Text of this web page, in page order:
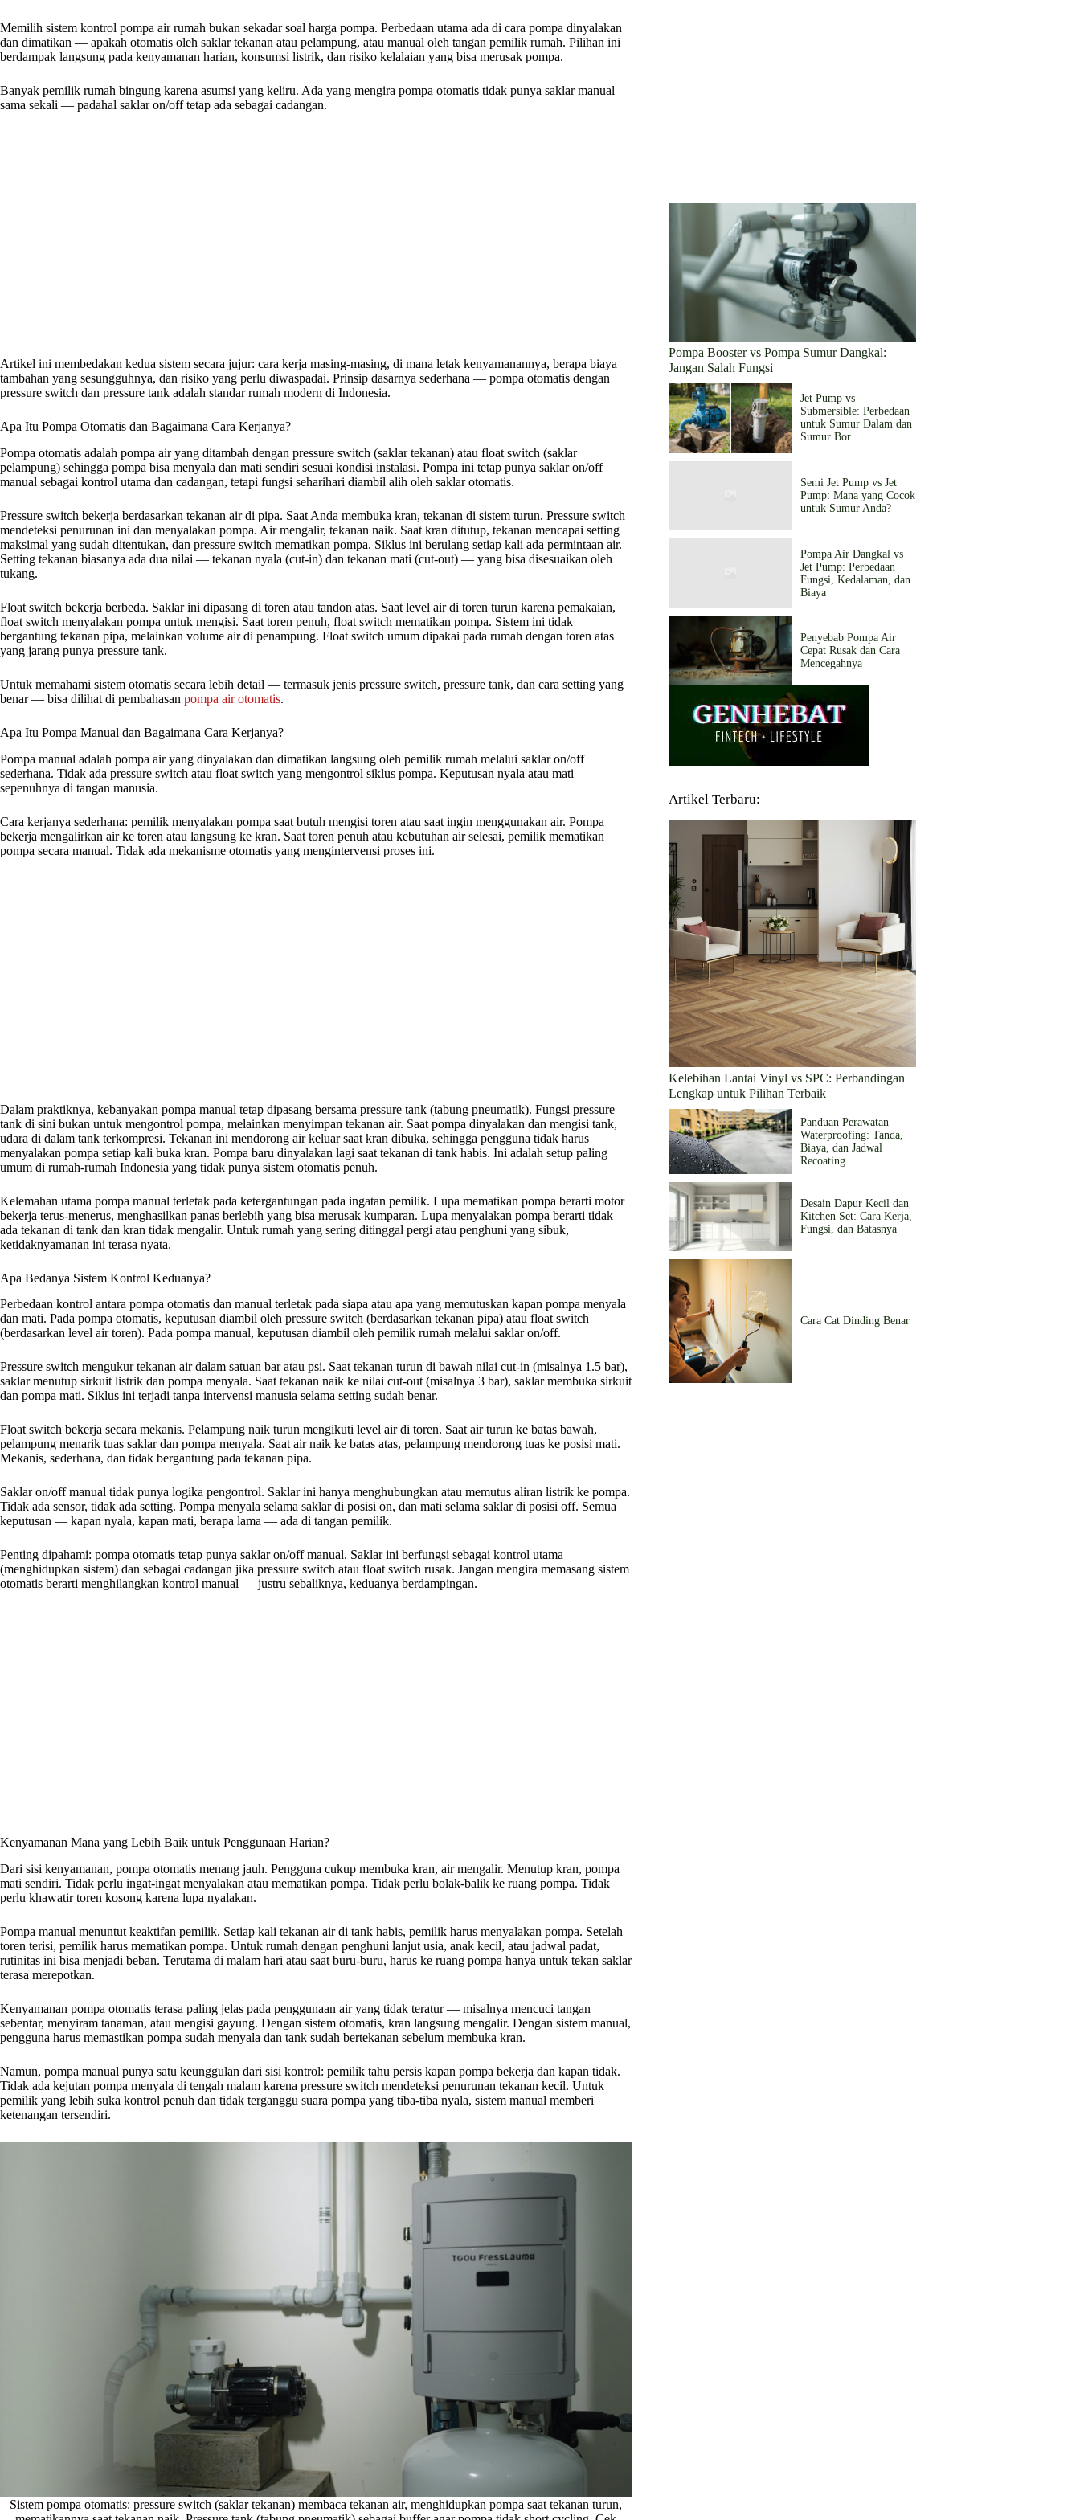
Memilih sistem kontrol pompa air rumah bukan sekadar soal harga pompa. Perbedaan utama ada di cara pompa dinyalakan
dan dimatikan — apakah otomatis oleh saklar tekanan atau pelampung, atau manual oleh tangan pemilik rumah. Pilihan ini
berdampak langsung pada kenyamanan harian, konsumsi listrik, dan risiko kelalaian yang bisa merusak pompa.
Banyak pemilik rumah bingung karena asumsi yang keliru. Ada yang mengira pompa otomatis tidak punya saklar manual
sama sekali — padahal saklar on/off tetap ada sebagai cadangan.
Artikel ini membedakan kedua sistem secara jujur: cara kerja masing-masing, di mana letak kenyamanannya, berapa biaya
tambahan yang sesungguhnya, dan risiko yang perlu diwaspadai. Prinsip dasarnya sederhana — pompa otomatis dengan
pressure switch dan pressure tank adalah standar rumah modern di Indonesia.
Apa Itu Pompa Otomatis dan Bagaimana Cara Kerjanya?
Pompa otomatis adalah pompa air yang ditambah dengan pressure switch (saklar tekanan) atau float switch (saklar
pelampung) sehingga pompa bisa menyala dan mati sendiri sesuai kondisi instalasi. Pompa ini tetap punya saklar on/off
manual sebagai kontrol utama dan cadangan, tetapi fungsi seharihari diambil alih oleh saklar otomatis.
Pressure switch bekerja berdasarkan tekanan air di pipa. Saat Anda membuka kran, tekanan di sistem turun. Pressure switch
mendeteksi penurunan ini dan menyalakan pompa. Air mengalir, tekanan naik. Saat kran ditutup, tekanan mencapai setting
maksimal yang sudah ditentukan, dan pressure switch mematikan pompa. Siklus ini berulang setiap kali ada permintaan air.
Setting tekanan biasanya ada dua nilai — tekanan nyala (cut-in) dan tekanan mati (cut-out) — yang bisa disesuaikan oleh
tukang.
Float switch bekerja berbeda. Saklar ini dipasang di toren atau tandon atas. Saat level air di toren turun karena pemakaian,
float switch menyalakan pompa untuk mengisi. Saat toren penuh, float switch mematikan pompa. Sistem ini tidak
bergantung tekanan pipa, melainkan volume air di penampung. Float switch umum dipakai pada rumah dengan toren atas
yang jarang punya pressure tank.
Untuk memahami sistem otomatis secara lebih detail — termasuk jenis pressure switch, pressure tank, dan cara setting yang
benar — bisa dilihat di pembahasan pompa air otomatis.
Apa Itu Pompa Manual dan Bagaimana Cara Kerjanya?
Pompa manual adalah pompa air yang dinyalakan dan dimatikan langsung oleh pemilik rumah melalui saklar on/off
sederhana. Tidak ada pressure switch atau float switch yang mengontrol siklus pompa. Keputusan nyala atau mati
sepenuhnya di tangan manusia.
Cara kerjanya sederhana: pemilik menyalakan pompa saat butuh mengisi toren atau saat ingin menggunakan air. Pompa
bekerja mengalirkan air ke toren atau langsung ke kran. Saat toren penuh atau kebutuhan air selesai, pemilik mematikan
pompa secara manual. Tidak ada mekanisme otomatis yang mengintervensi proses ini.
Dalam praktiknya, kebanyakan pompa manual tetap dipasang bersama pressure tank (tabung pneumatik). Fungsi pressure
tank di sini bukan untuk mengontrol pompa, melainkan menyimpan tekanan air. Saat pompa dinyalakan dan mengisi tank,
udara di dalam tank terkompresi. Tekanan ini mendorong air keluar saat kran dibuka, sehingga pengguna tidak harus
menyalakan pompa setiap kali buka kran. Pompa baru dinyalakan lagi saat tekanan di tank habis. Ini adalah setup paling
umum di rumah-rumah Indonesia yang tidak punya sistem otomatis penuh.
Kelemahan utama pompa manual terletak pada ketergantungan pada ingatan pemilik. Lupa mematikan pompa berarti motor
bekerja terus-menerus, menghasilkan panas berlebih yang bisa merusak kumparan. Lupa menyalakan pompa berarti tidak
ada tekanan di tank dan kran tidak mengalir. Untuk rumah yang sering ditinggal pergi atau penghuni yang sibuk,
ketidaknyamanan ini terasa nyata.
Apa Bedanya Sistem Kontrol Keduanya?
Perbedaan kontrol antara pompa otomatis dan manual terletak pada siapa atau apa yang memutuskan kapan pompa menyala
dan mati. Pada pompa otomatis, keputusan diambil oleh pressure switch (berdasarkan tekanan pipa) atau float switch
(berdasarkan level air toren). Pada pompa manual, keputusan diambil oleh pemilik rumah melalui saklar on/off.
Pressure switch mengukur tekanan air dalam satuan bar atau psi. Saat tekanan turun di bawah nilai cut-in (misalnya 1.5 bar),
saklar menutup sirkuit listrik dan pompa menyala. Saat tekanan naik ke nilai cut-out (misalnya 3 bar), saklar membuka sirkuit
dan pompa mati. Siklus ini terjadi tanpa intervensi manusia selama setting sudah benar.
Float switch bekerja secara mekanis. Pelampung naik turun mengikuti level air di toren. Saat air turun ke batas bawah,
pelampung menarik tuas saklar dan pompa menyala. Saat air naik ke batas atas, pelampung mendorong tuas ke posisi mati.
Mekanis, sederhana, dan tidak bergantung pada tekanan pipa.
Saklar on/off manual tidak punya logika pengontrol. Saklar ini hanya menghubungkan atau memutus aliran listrik ke pompa.
Tidak ada sensor, tidak ada setting. Pompa menyala selama saklar di posisi on, dan mati selama saklar di posisi off. Semua
keputusan — kapan nyala, kapan mati, berapa lama — ada di tangan pemilik.
Penting dipahami: pompa otomatis tetap punya saklar on/off manual. Saklar ini berfungsi sebagai kontrol utama
(menghidupkan sistem) dan sebagai cadangan jika pressure switch atau float switch rusak. Jangan mengira memasang sistem
otomatis berarti menghilangkan kontrol manual — justru sebaliknya, keduanya berdampingan.
Kenyamanan Mana yang Lebih Baik untuk Penggunaan Harian?
Dari sisi kenyamanan, pompa otomatis menang jauh. Pengguna cukup membuka kran, air mengalir. Menutup kran, pompa
mati sendiri. Tidak perlu ingat-ingat menyalakan atau mematikan pompa. Tidak perlu bolak-balik ke ruang pompa. Tidak
perlu khawatir toren kosong karena lupa nyalakan.
Pompa manual menuntut keaktifan pemilik. Setiap kali tekanan air di tank habis, pemilik harus menyalakan pompa. Setelah
toren terisi, pemilik harus mematikan pompa. Untuk rumah dengan penghuni lanjut usia, anak kecil, atau jadwal padat,
rutinitas ini bisa menjadi beban. Terutama di malam hari atau saat buru-buru, harus ke ruang pompa hanya untuk tekan saklar
terasa merepotkan.
Kenyamanan pompa otomatis terasa paling jelas pada penggunaan air yang tidak teratur — misalnya mencuci tangan
sebentar, menyiram tanaman, atau mengisi gayung. Dengan sistem otomatis, kran langsung mengalir. Dengan sistem manual,
pengguna harus memastikan pompa sudah menyala dan tank sudah bertekanan sebelum membuka kran.
Namun, pompa manual punya satu keunggulan dari sisi kontrol: pemilik tahu persis kapan pompa bekerja dan kapan tidak.
Tidak ada kejutan pompa menyala di tengah malam karena pressure switch mendeteksi penurunan tekanan kecil. Untuk
pemilik yang lebih suka kontrol penuh dan tidak terganggu suara pompa yang tiba-tiba nyala, sistem manual memberi
ketenangan tersendiri.
Sistem pompa otomatis: pressure switch (saklar tekanan) membaca tekanan air, menghidupkan pompa saat tekanan turun,
Pompa Booster vs Pompa Sumur Dangkal:
Jangan Salah Fungsi
Jet Pump vs
Submersible: Perbedaan
untuk Sumur Dalam dan
Sumur Bor
Semi Jet Pump vs Jet
Pump: Mana yang Cocok
untuk Sumur Anda?
Pompa Air Dangkal vs
Jet Pump: Perbedaan
Fungsi, Kedalaman, dan
Biaya
Penyebab Pompa Air
Cepat Rusak dan Cara
Mencegahnya
Artikel Terbaru:
Kelebihan Lantai Vinyl vs SPC: Perbandingan
Lengkap untuk Pilihan Terbaik
Panduan Perawatan
Waterproofing: Tanda,
Biaya, dan Jadwal
Recoating
Desain Dapur Kecil dan
Kitchen Set: Cara Kerja,
Fungsi, dan Batasnya
Cara Cat Dinding Benar